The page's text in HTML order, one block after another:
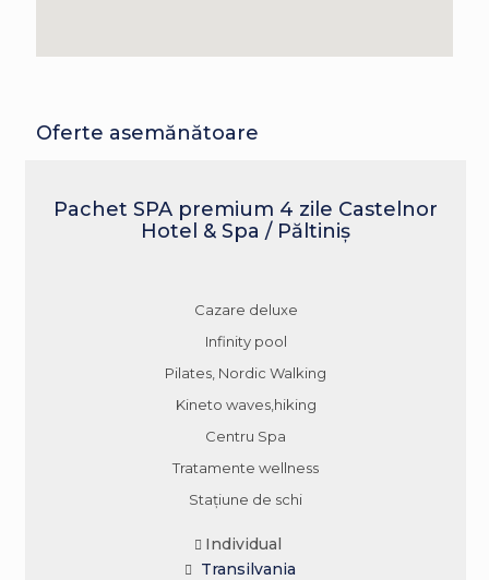
Oferte asemănătoare
Pachet SPA premium 4 zile Castelnor
Hotel & Spa / Păltiniș
Cazare deluxe
Infinity pool
Pilates, Nordic Walking
Kineto waves,hiking
Centru Spa
Tratamente wellness
Stațiune de schi
Individual
Transilvania